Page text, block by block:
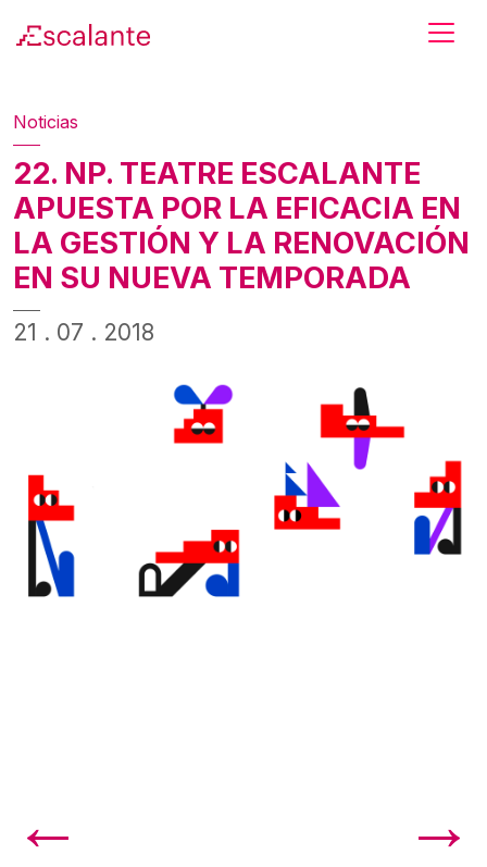
Noticias
22. NP. TEATRE ESCALANTE
APUESTA POR LA EFICACIA EN
LA GESTIÓN Y LA RENOVACIÓN
EN SU NUEVA TEMPORADA
21 . 07 . 2018
←
TEATRE ESCALANTE ARRANCA SU NUEVA TEMPORAD... →